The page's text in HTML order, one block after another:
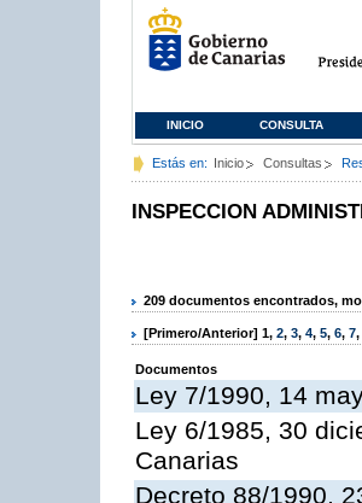
INICIO CONSULTA
Estás en: Inicio Consultas
INSPECCION
209 documentos encontrados,
[Primero/Anterior] 1, 2, 3, 4, 5, 6, 7,
Documentos
Ley 7/1990, 14
Ley 6/1985, 30
Canarias
Decreto 88/1990,